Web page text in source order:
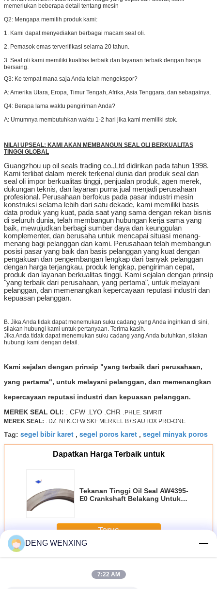
memerlukan beberapa detail tentang mesin
Q2: Mengapa memilih produk kami:
1. Kami dapat menyediakan berbagai macam seal oli.
2. Pemasok emas terverifikasi selama 20 tahun.
3. Seal oli kami memiliki kualitas terbaik dan layanan terbaik dengan harga
bersaing.
Q3: Ke tempat mana saja Anda telah mengekspor?
A: Amerika Utara, Eropa, Timur Tengah, Afrika, Asia Tenggara, dan sebagainya.
Q4: Berapa lama waktu pengiriman Anda?
A: Umumnya membutuhkan waktu 1-2 hari jika kami memiliki stok.
NILAI UPSEAL: KAMI AKAN MEMBANGUN SEAL OLI BERKUALITAS
TINGGI GLOBAL
Guangzhou up oil seals trading co.,Ltd didirikan pada tahun 1998.
Kami terlibat dalam merek terkenal dunia dari produk seal dan
seal oli impor berkualitas tinggi, penjualan produk, agen merek,
dukungan teknis, dan layanan purna jual menjadi perusahaan
profesional. Perusahaan berfokus pada pasar industri mesin
konstruksi selama lebih dari satu dekade, kami memiliki basis
data produk yang kuat, pada saat yang sama dengan rekan bisnis
di seluruh dunia, telah membangun hubungan kerja sama yang
baik, mewujudkan berbagi sumber daya dan keunggulan
komplementer, dan berusaha untuk mencapai situasi menang-
menang bagi pelanggan dan kami. Perusahaan telah membangun
posisi pasar yang baik dan basis pelanggan yang kuat dengan
pengakuan dan pengembangan lengkap dari banyak pelanggan
dengan harga terjangkau, produk lengkap, pengiriman cepat,
produk dan layanan berkualitas tinggi. Kami sejalan dengan prinsip
"yang terbaik dari perusahaan, yang pertama", untuk melayani
pelanggan, dan memenangkan kepercayaan reputasi industri dan
kepuasan pelanggan.
B. Jika Anda tidak dapat menemukan suku cadang yang Anda inginkan di sini,
silakan hubungi kami untuk pertanyaan. Terima kasih.
Jika Anda tidak dapat menemukan suku cadang yang Anda butuhkan, silakan
hubungi kami dengan detail.
Kami sejalan dengan prinsip "yang terbaik dari perusahaan,
yang pertama", untuk melayani pelanggan, dan memenangkan
kepercayaan reputasi industri dan kepuasan pelanggan.
MEREK SEAL OLI: . CFW .LYO .CHR .
PHLE. SIMRIT
MEREK SEAL: . DZ. NFK.CFW SKF MERKEL B+S AUTOX PRO-ONE
Tag: segel bibir karet , segel poros karet , segel minyak poros
Dapatkan Harga Terbaik untuk
Tekanan Tinggi Oil Seal AW4395-
E0 Crankshaft Belakang Untuk
Terus
LebihKaret Oil Seal
DENG WENXING
7:22 AM